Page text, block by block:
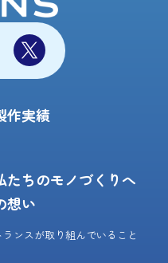
作実績
たちのモノづくりへ
想い
ランスが取り組んでいること